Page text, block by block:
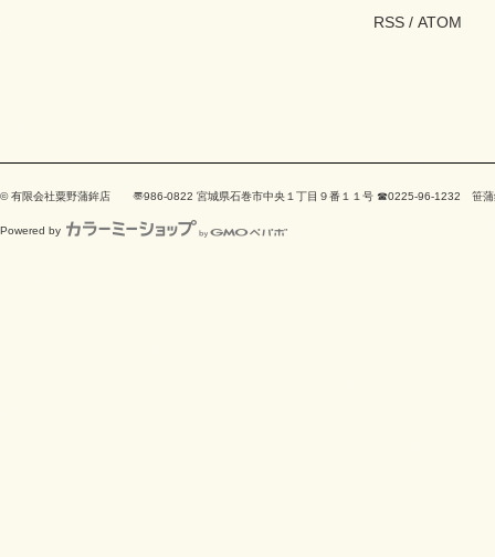
RSS / ATOM
© 有限会社粟野蒲鉾店 〠986-0822 宮城県石巻市中央１丁目９番１１号 ☎0225-96-1232 笹
Powered by